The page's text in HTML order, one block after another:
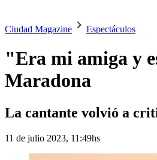
Ciudad Magazine Espectáculos
"Era mi amiga y
Maradona
La cantante volvió a
11 de julio 2023, 11:49hs